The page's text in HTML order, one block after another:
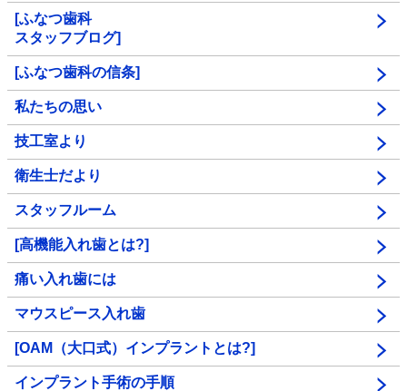
[ふなつ歯科
スタッフブログ]
[ふなつ歯科の信条]
私たちの思い
技工室より
衛生士だより
スタッフルーム
[高機能入れ歯とは?]
痛い入れ歯には
マウスピース入れ歯
[OAM（大口式）インプラントとは?]
インプラント手術の手順